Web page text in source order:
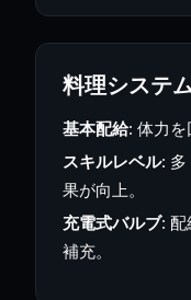
料理システ
基本配給: 体力を
スキルレベル: 多
果が向上。
充電式バルブ: 配
補充。